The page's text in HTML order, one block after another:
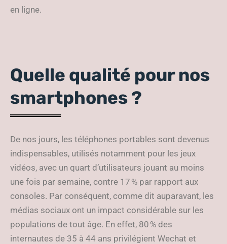
en ligne.
Quelle qualité pour nos
smartphones ?
De nos jours, les téléphones portables sont devenus
indispensables, utilisés notamment pour les jeux
vidéos, avec un quart d’utilisateurs jouant au moins
une fois par semaine, contre 17 % par rapport aux
consoles. Par conséquent, comme dit auparavant, les
médias sociaux ont un impact considérable sur les
populations de tout âge. En effet, 80 % des
internautes de 35 à 44 ans privilégient Wechat et